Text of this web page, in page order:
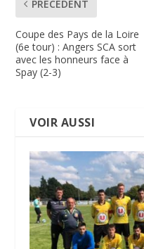
PRÉCÉDENT
Coupe des Pays de la Loire
(6e tour) : Angers SCA sort
avec les honneurs face à
Spay (2-3)
VOIR AUSSI